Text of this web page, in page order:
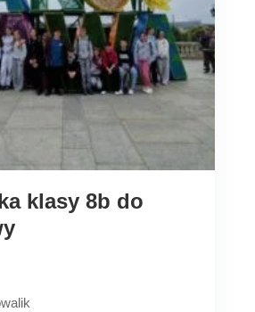
klasy 8b do